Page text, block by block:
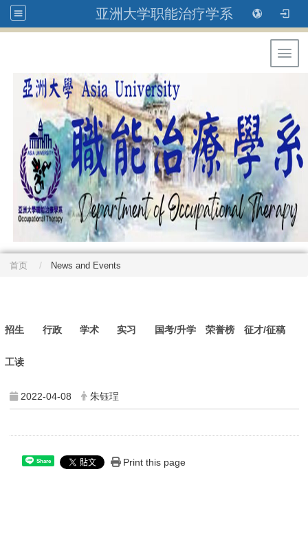
亚洲大学职能治疗学系
首页 News and Events
招生 行政 学术 实习 国考/升学 荣誉榜 征才/征稿
工读
2022-04-08 朱钰珵
Share Print this page